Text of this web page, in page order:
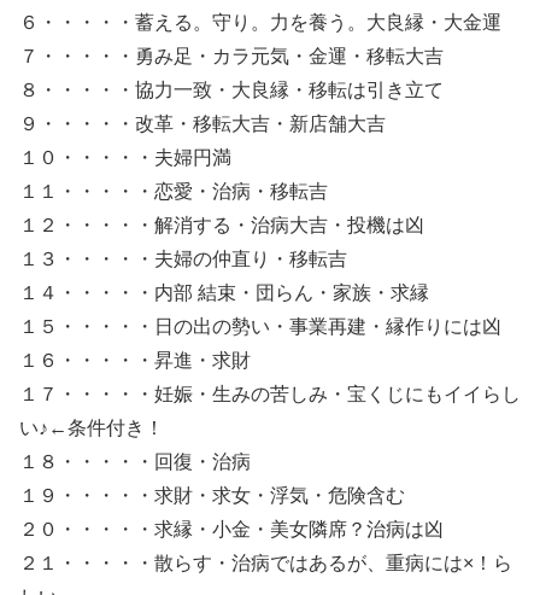
６・・・・・蓄える。守り。力を養う。大良縁・大金運
７・・・・・勇み足・カラ元気・金運・移転大吉
８・・・・・協力一致・大良縁・移転は引き立て
９・・・・・改革・移転大吉・新店舗大吉
１０・・・・・夫婦円満
１１・・・・・恋愛・治病・移転吉
１２・・・・・解消する・治病大吉・投機は凶
１３・・・・・夫婦の仲直り・移転吉
１４・・・・・内部 結束・団らん・家族・求縁
１５・・・・・日の出の勢い・事業再建・縁作りには凶
１６・・・・・昇進・求財
１７・・・・・妊娠・生みの苦しみ・宝くじにもイイらし
い♪←条件付き！
１８・・・・・回復・治病
１９・・・・・求財・求女・浮気・危険含む
２０・・・・・求縁・小金・美女隣席？治病は凶
２１・・・・・散らす・治病ではあるが、重病には×！ら